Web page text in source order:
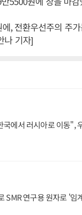
, 전환우선주의 주
나 기자]
에서 러시아로 이동",
SMR 연구용 원자로 '임